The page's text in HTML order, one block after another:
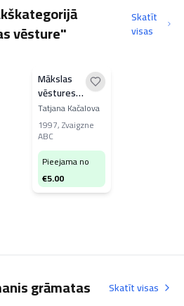
vēsture"
Skatīt
visas
Mākslas
vēstures
pamati II
Tatjana Kačalova
1997,Zvaigzne
ABC
Pieejama no
€5.00
grāmatas Skatīt visas